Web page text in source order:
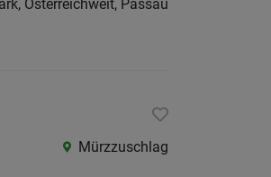
Österreichweit, Passau
Mürzzuschlag